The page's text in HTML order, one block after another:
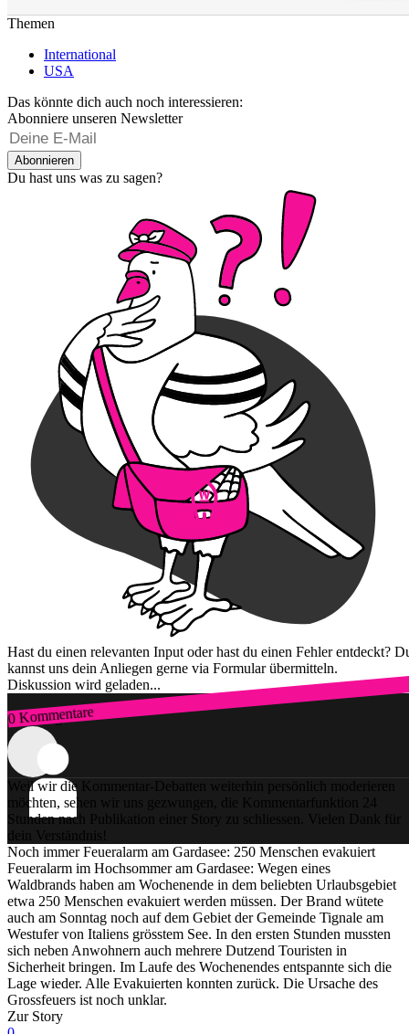
Themen
International
USA
Das könnte dich auch noch interessieren:
Abonniere unseren Newsletter
Abonnieren
Du hast uns was zu sagen?
Hast du einen relevanten Input oder hast du einen Fehler entdeckt?
kannst uns dein Anliegen gerne via Formular übermitteln.
Diskussion wird geladen...
0 Kommentare
Zum Login
Weil wir die Kommentar-Debatten weiterhin persönlich moderieren
möchten, sehen wir uns gezwungen, die Kommentarfunktion 24
Stunden nach Publikation einer Story zu schliessen. Vielen Dank für
dein Verständnis!
Noch immer Feueralarm am Gardasee: 250 Menschen evakuiert
Feueralarm im Hochsommer am Gardasee: Wegen eines
Waldbrands haben am Wochenende in dem beliebten Urlaubsgebiet
etwa 250 Menschen evakuiert werden müssen. Der Brand wütete
auch am Sonntag noch auf dem Gebiet der Gemeinde Tignale am
Westufer von Italiens grösstem See. In den ersten Stunden mussten
sich neben Anwohnern auch mehrere Dutzend Touristen in
Sicherheit bringen. Im Laufe des Wochenendes entspannte sich die
Lage wieder. Alle Evakuierten konnten zurück. Die Ursache des
Grossfeuers ist noch unklar.
Zur Story